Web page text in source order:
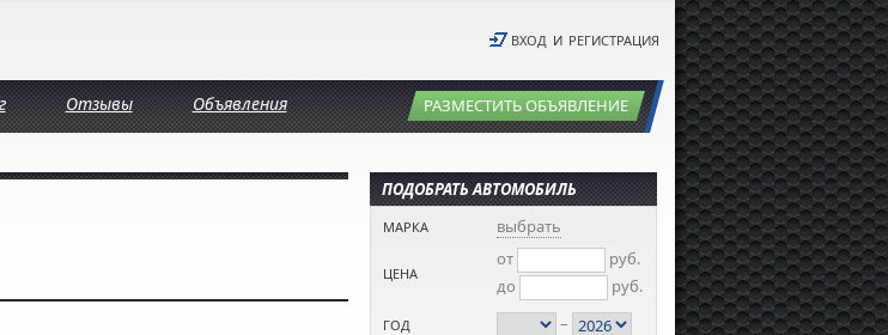
ВХОД И РЕГИСТРАЦИЯ
Отзывы Объявления РАЗМЕСТИТЬ ОБЪЯВЛЕНИЕ
ПОДОБРАТЬ АВТОМОБИЛЬ
МАРКА выбрать
ЦЕНА
от
руб.
до
руб.
ГОД –